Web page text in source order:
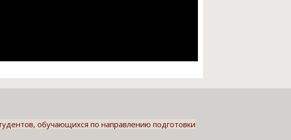
обучающихся по направлению подготовки